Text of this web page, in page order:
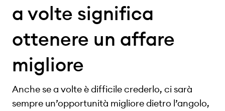
a volte significa
ottenere un affare
migliore
Anche se a volte è difficile crederlo, ci sarà
sempre un’opportunità migliore dietro l’angolo,